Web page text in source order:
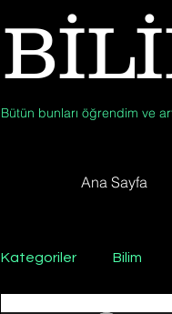
Bütün bunları öğrendim ve
Ana Sayfa
Kategoriler Bilim